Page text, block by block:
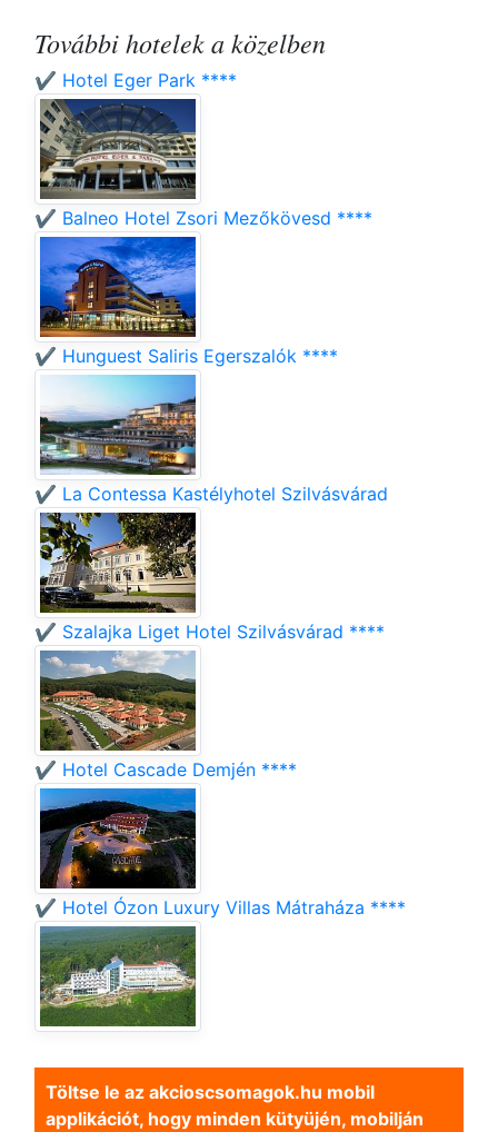
További hotelek a közelben
✔️ Hotel Eger Park ****
✔️ Balneo Hotel Zsori Mezőkövesd ****
✔️ Hunguest Saliris Egerszalók ****
✔️ La Contessa Kastélyhotel Szilvásvárad
✔️ Szalajka Liget Hotel Szilvásvárad ****
✔️ Hotel Cascade Demjén ****
✔️ Hotel Ózon Luxury Villas Mátraháza ****
Töltse le az akcioscsomagok.hu mobil
applikációt, hogy minden kütyüjén, mobilján